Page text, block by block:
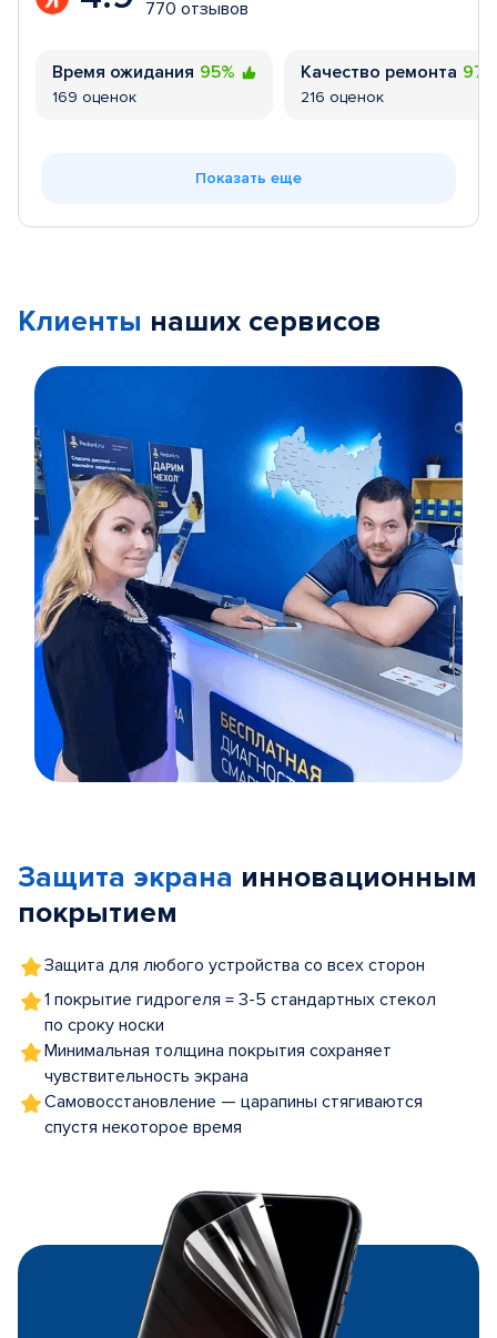
770 отзывов
Время ожидания 95%
169 оценок
Качество ремонта
216 оценок
Показать еще
Клиенты наших сервисов
5
Защита экрана инновационным
покрытием
Защита для любого устройства со всех сторон
1 покрытие гидрогеля = 3-5 стандартных стекол
по сроку носки
Минимальная толщина покрытия сохраняет
чувствительность экрана
Самовосстановление — царапины стягиваются
спустя некоторое время